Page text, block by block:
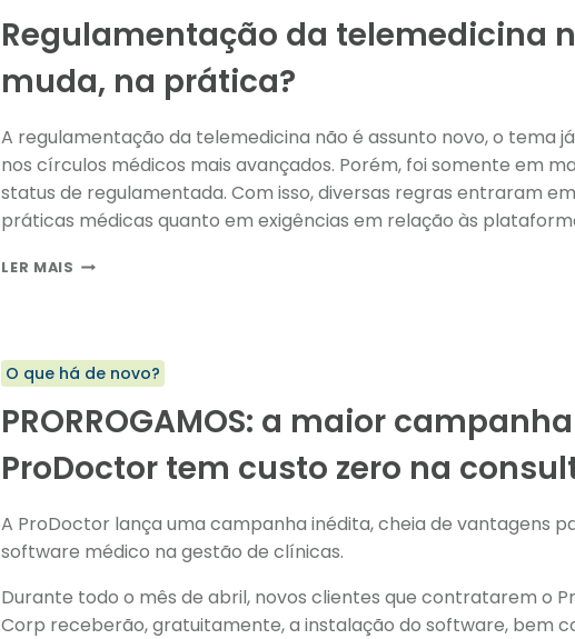
Regulamentação da telemedicina
muda, na prática?
A regulamentação da telemedicina não é assunto novo, o tema
nos círculos médicos mais avançados. Porém, foi somente em
status de regulamentada. Com isso, diversas regras entraram
práticas médicas quanto em exigências em relação às
LER MAIS REGULAMENTAÇÃO
O
MUDA,
PRÁTICA?
O que há de novo?
PRORROGAMOS: a maior
ProDoctor tem custo zero na
A ProDoctor lança uma campanha inédita, cheia de vantagens
software médico na gestão de clínicas.
Durante todo o mês de abril, novos clientes que contratarem o
Corp receberão, gratuitamente, a instalação do software, bem